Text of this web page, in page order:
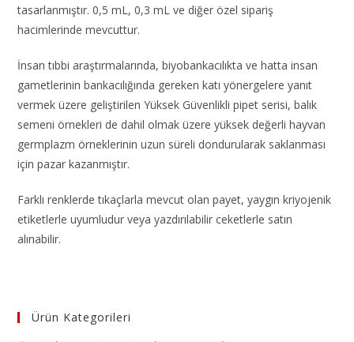
tasarlanmıştır. 0,5 mL, 0,3 mL ve diğer özel sipariş
hacimlerinde mevcuttur.
İnsan tıbbi araştırmalarında, biyobankacılıkta ve hatta insan
gametlerinin bankacılığında gereken katı yönergelere yanıt
vermek üzere geliştirilen Yüksek Güvenlikli pipet serisi, balık
semeni örnekleri de dahil olmak üzere yüksek değerli hayvan
germplazm örneklerinin uzun süreli dondurularak saklanması
için pazar kazanmıştır.
Farklı renklerde tıkaçlarla mevcut olan payet, yaygın kriyojenik
etiketlerle uyumludur veya yazdırılabilir ceketlerle satın
alınabilir.
Ürün Kategorileri